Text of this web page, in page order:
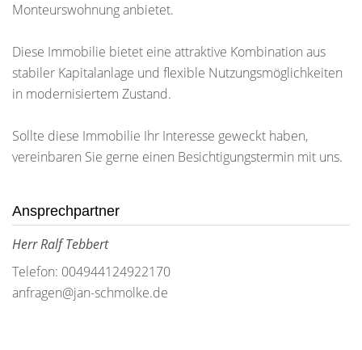
Monteurswohnung anbietet.
Diese Immobilie bietet eine attraktive Kombination aus
stabiler Kapitalanlage und flexible Nutzungsmöglichkeiten
in modernisiertem Zustand.
Sollte diese Immobilie Ihr Interesse geweckt haben,
vereinbaren Sie gerne einen Besichtigungstermin mit uns.
Ansprechpartner
Herr Ralf Tebbert
Telefon: 004944124922170
anfragen@jan-schmolke.de